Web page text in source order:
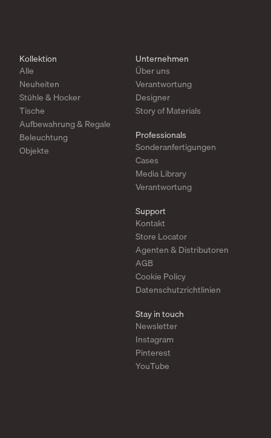
Kollektion
Alle
Neuheiten
Stühle & Hocker
Tische
Aufbewahrung & Regale
Beleuchtung
Objekte
Unternehmen
Über uns
Verantwortung
Designer
Story of Materials
Professionals
Sonderanfertigungen
Cases
Media Library
Verantwortung
Support
Kontakt
Store Locator
Agenten & Distributoren
AGB
Cookie Policy
Datenschutzrichtlinien
Stay in touch
Newsletter
Instagram
Pinterest
YouTube